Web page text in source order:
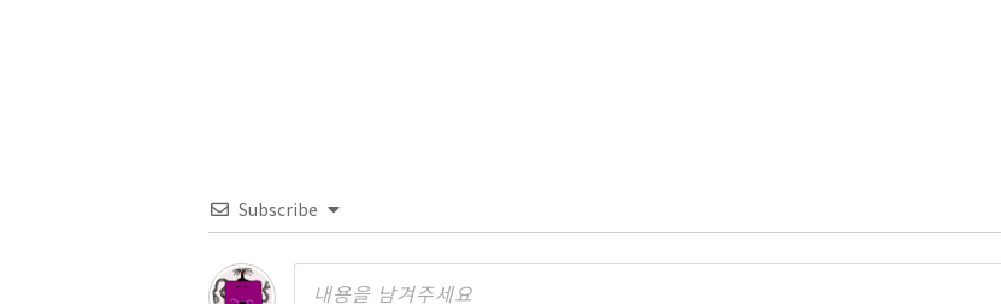
Subscribe